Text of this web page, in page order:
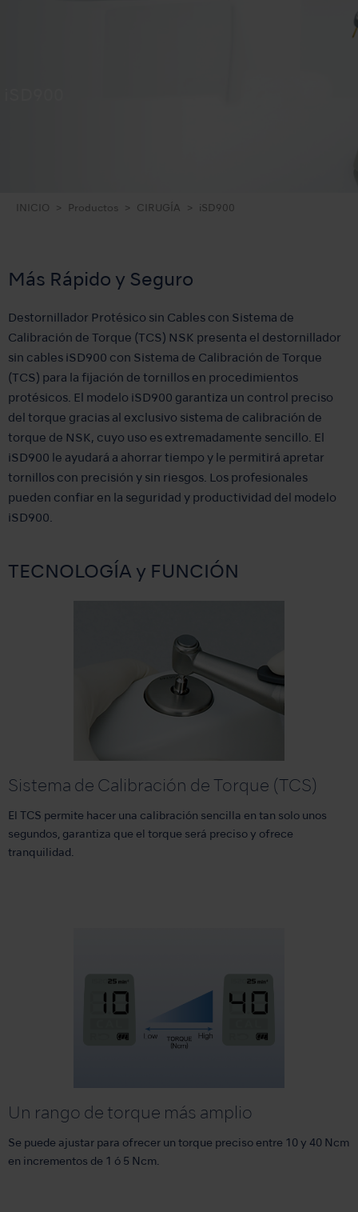
INICIO Productos CIRUGÍA iSD900
Más Rápido y Seguro
Destornillador Protésico sin Cables con Sistema de
Calibración de Torque (TCS) NSK presenta el destornillador
sin cables iSD900 con Sistema de Calibración de Torque
(TCS) para la fijación de tornillos en procedimientos
protésicos. El modelo iSD900 garantiza un control preciso
del torque gracias al exclusivo sistema de calibración de
torque de NSK, cuyo uso es extremadamente sencillo. El
iSD900 le ayudará a ahorrar tiempo y le permitirá apretar
tornillos con precisión y sin riesgos. Los profesionales
pueden confiar en la seguridad y productividad del modelo
iSD900.
TECNOLOGÍA y FUNCIÓN
Sistema de Calibración de Torque (TCS)
El TCS permite hacer una calibración sencilla en tan solo unos
segundos, garantiza que el torque será preciso y ofrece
tranquilidad.
Un rango de torque más amplio
Se puede ajustar para ofrecer un torque preciso entre 10 y 40 Ncm
en incrementos de 1 ó 5 Ncm.